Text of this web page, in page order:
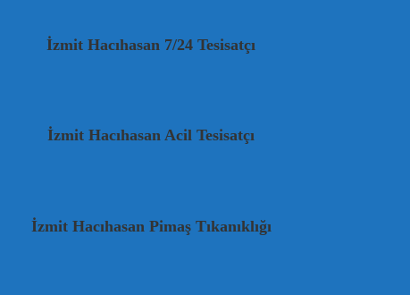
İzmit Hacıhasan 7/24 Tesisatçı
İzmit Hacıhasan Acil Tesisatçı
İzmit Hacıhasan Pimaş Tıkanıklığı